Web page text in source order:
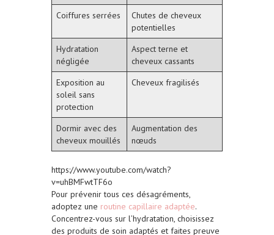
Coiffures serrées
Chutes de cheveux
potentielles
Hydratation
négligée
Aspect terne et
cheveux cassants
Exposition au
soleil sans
protection
Cheveux fragilisés
Dormir avec des
cheveux mouillés
Augmentation des
nœuds
https://www.youtube.com/watch?
v=uhBMFwtTF6o
Pour prévenir tous ces désagréments,
adoptez une routine capillaire adaptée.
Concentrez-vous sur l’hydratation, choisissez
des produits de soin adaptés et faites preuve